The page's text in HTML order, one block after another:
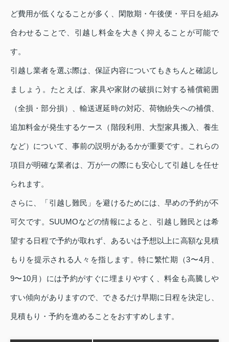
ど費用が低くなることが多く、閑散期・午後便・平日を組み
合わせることで、引越し料金を大きく抑えることが可能で
す。
引越し業者を選ぶ際は、保証内容についてもきちんと確認し
ましょう。たとえば、家具や家財の破損に対する補償範囲
（全損・部分損）、輸送遅延時の対応、荷物紛失への補償、
追加料金が発生するケース（階段利用、大型家具搬入、養生
など）について、事前の説明があるかが重要です。これらの
項目が明確な業者は、万が一の際にも安心して引越しを任せ
られます。
さらに、「引越し難民」を避けるためには、早めの予約が不
可欠です。SUUMOなどの情報によると、引越し難民とは希
望する日程で予約が取れず、あるいは予想以上に高額な見積
もりを提示される人々を指します。特に繁忙期（3〜4月、
9〜10月）には予約がすぐに埋まりやすく、料金も高騰しや
すい傾向がありますので、できるだけ早期に日程を決定し、
見積もり・予約を進めることをおすすめします。